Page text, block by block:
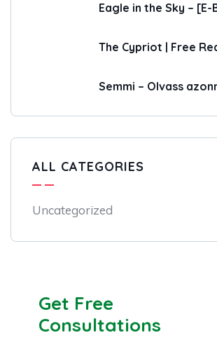
Eagle in the Sky – [E-
The Cypriot | Free
Semmi – Olvass
ALL CATEGORIES
Uncategorized
Get Free
Consultations